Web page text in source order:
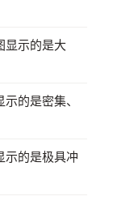
示的是大
的是密集、
的是极具冲